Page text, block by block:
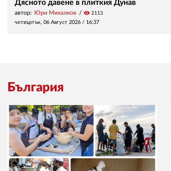
Дясното давене в плиткия Дунав
автор: Юри Михалков visibility 2113
четвъртък, 06 Август 2026 / 16:37
България